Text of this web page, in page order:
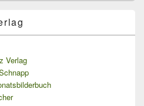
Verlag